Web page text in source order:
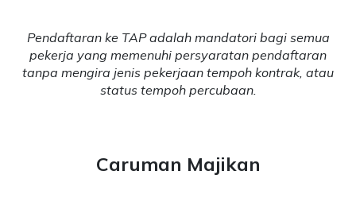
Pendaftaran ke TAP adalah mandatori bagi semua
pekerja yang memenuhi persyaratan pendaftaran
tanpa mengira jenis pekerjaan tempoh kontrak, atau
status tempoh percubaan.
Caruman Majikan